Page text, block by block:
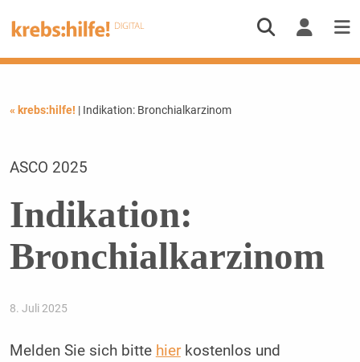
« krebs:hilfe! | Indikation: Bronchialkarzinom
ASCO 2025
Indikation:
Bronchialkarzinom
8. Juli 2025
Melden Sie sich bitte hierkostenlos und